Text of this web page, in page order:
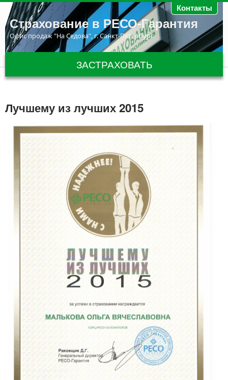
Перейти к основному содержанию Контакты
Страхование в РЕСО-Гарантия
Офис продаж "На Седова", г. Санкт-Петербург
ЗАСТРАХОВАТЬ
Лучшему из лучших 2015